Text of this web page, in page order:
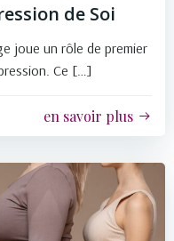
de Soi
joue un rôle de premier
Ce […]
en savoir plus